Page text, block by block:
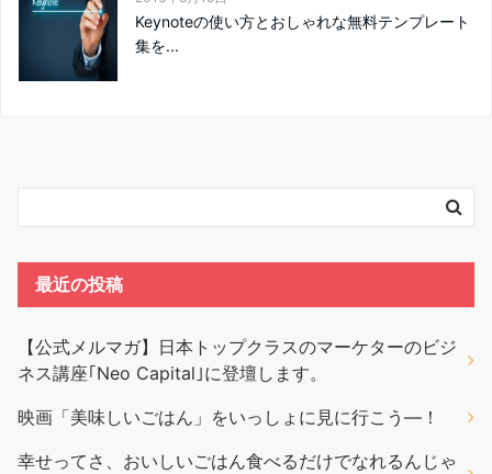
Keynoteの使い方とおしゃれな無料テンプレート
集を...
最近の投稿
【公式メルマガ】日本トップクラスのマーケターのビジ
ネス講座｢Neo Capital｣に登壇します。
映画「美味しいごはん」をいっしょに見に行こう―！
幸せってさ、おいしいごはん食べるだけでなれるんじゃ